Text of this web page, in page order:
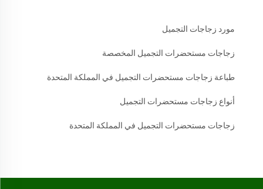
مورد زجاجات التجميل
زجاجات مستحضرات التجميل المخصصة
طباعة زجاجات مستحضرات التجميل في المملكة المتحدة
أنواع زجاجات مستحضرات التجميل
زجاجات مستحضرات التجميل في المملكة المتحدة